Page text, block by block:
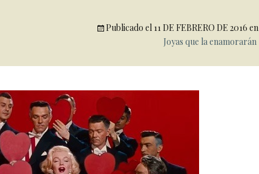
Publicado el 11 DE FEBRERO DE 2016 en
Joyas que la enamorarán